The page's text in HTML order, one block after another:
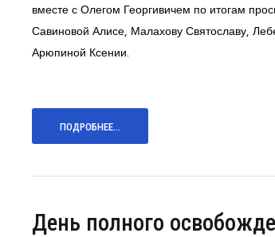
вместе с Олегом Георгивичем по итогам
Савиновой Алисе, Малахову Святославу,
Арюпиной Ксении.
ПОДРОБНЕЕ...
День полного